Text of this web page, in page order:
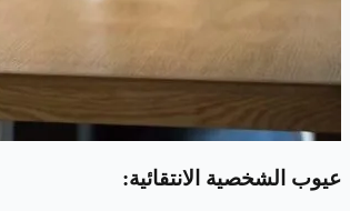
عيوب الشخصية الانتقائية: